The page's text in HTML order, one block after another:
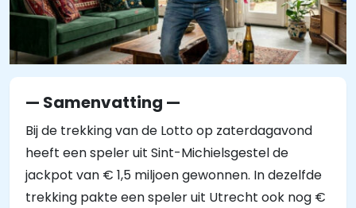
— Samenvatting —
Bij de trekking van de Lotto op zaterdagavond
heeft een speler uit Sint-Michielsgestel de
jackpot van € 1,5 miljoen gewonnen. In dezelfde
trekking pakte een speler uit Utrecht ook nog €